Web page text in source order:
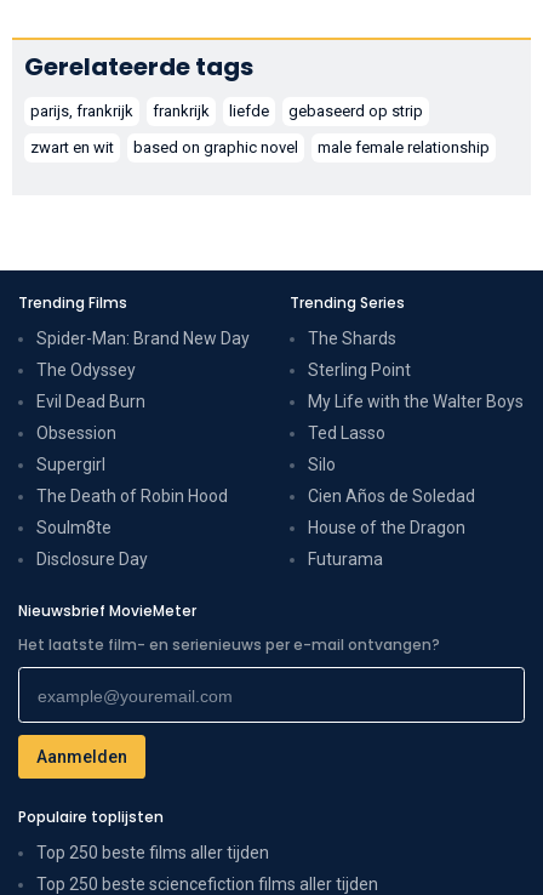
Gerelateerde tags
parijs, frankrijk frankrijk liefde
gebaseerd op strip
zwart en wit
based on graphic novel male female relationship
Trending Films
Spider-Man: Brand New Day
The Odyssey
Evil Dead Burn
Obsession
Supergirl
The Death of Robin Hood
Soulm8te
Disclosure Day
Trending Series
The Shards
Sterling Point
My Life with the Walter Boys
Ted Lasso
Silo
Cien Años de Soledad
House of the Dragon
Futurama
Nieuwsbrief MovieMeter
Het laatste film- en serienieuws per e-mail ontvangen?
Populaire toplijsten
Top 250 beste films aller tijden
Top 250 beste sciencefiction films aller tijden